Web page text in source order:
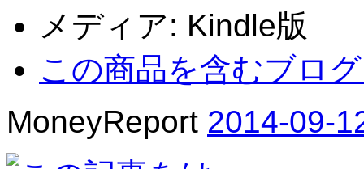
メディア: Kindle版
この商品を含むブロ
MoneyReport 2014-09-